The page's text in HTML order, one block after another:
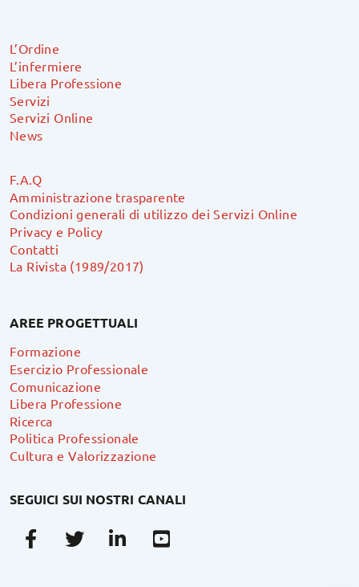
L’Ordine
L’infermiere
Libera Professione
Servizi
Servizi Online
News
F.A.Q
Amministrazione trasparente
Condizioni generali di utilizzo dei Servizi Online
Privacy e Policy
Contatti
La Rivista (1989/2017)
AREE PROGETTUALI
Formazione
Esercizio Professionale
Comunicazione
Libera Professione
Ricerca
Politica Professionale
Cultura e Valorizzazione
SEGUICI SUI NOSTRI CANALI
FacebookTwitterLinkedin